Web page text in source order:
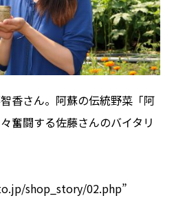
香さん。阿蘇の伝統野菜「阿
奮闘する佐藤さんのバイタリ
shop_story/02.php”